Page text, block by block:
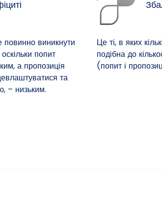
повинно виникнути
попит
а пропозиція
та
– низьким.
Це ті, в яких
подібна до
(попит і